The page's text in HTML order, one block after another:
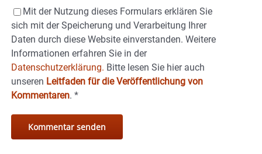
Mit der Nutzung dieses Formulars erklären Sie
sich mit der Speicherung und Verarbeitung Ihrer
Daten durch diese Website einverstanden. Weitere
Informationen erfahren Sie in der
Datenschutzerklärung. Bitte lesen Sie hier auch
unseren Leitfaden für die Veröffentlichung von
Kommentaren. *